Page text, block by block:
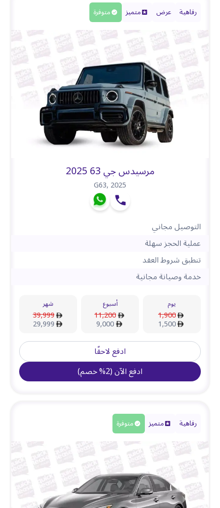
رفاهية عرض متميز متوفرة
مرسيدس جي 63 2025
G63,2025
التوصيل مجاني
عملية الحجز سهلة
تنطبق شروط العقد
خدمة وصيانة مجانية
يوم
1,900
1,500
أسبوع
11,200
9,000
شهر
39,999
29,999
ادفع لاحقًا
ادفع الآن(
2
%خصم)
رفاهية متميز متوفرة